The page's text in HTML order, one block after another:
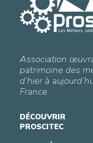
Association
patrimoine des
d’hier à
France.
DÉCOUVRIR
PROSCITEC